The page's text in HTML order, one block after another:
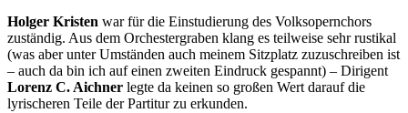
Holger Kristen war für die Einstudierung des Volksopernchors
zuständig. Aus dem Orchestergraben klang es teilweise sehr rustikal
(was aber unter Umständen auch meinem Sitzplatz zuzuschreiben ist
– auch da bin ich auf einen zweiten Eindruck gespannt) – Dirigent
Lorenz C. Aichner legte da keinen so großen Wert darauf die
lyrischeren Teile der Partitur zu erkunden.